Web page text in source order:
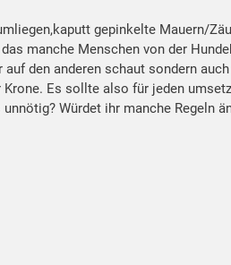
gepinkelte Mauern/
manche Menschen von der
den anderen schaut sondern
Es sollte also für jeden
Würdet ihr manche Regeln